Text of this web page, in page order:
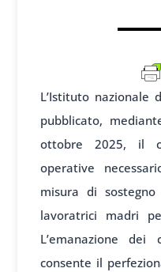
L’Istituto nazionale
pubblicato,
ottobre 2025, il
operative
misura di
lavoratrici madri
L’emanazione dei
consente il